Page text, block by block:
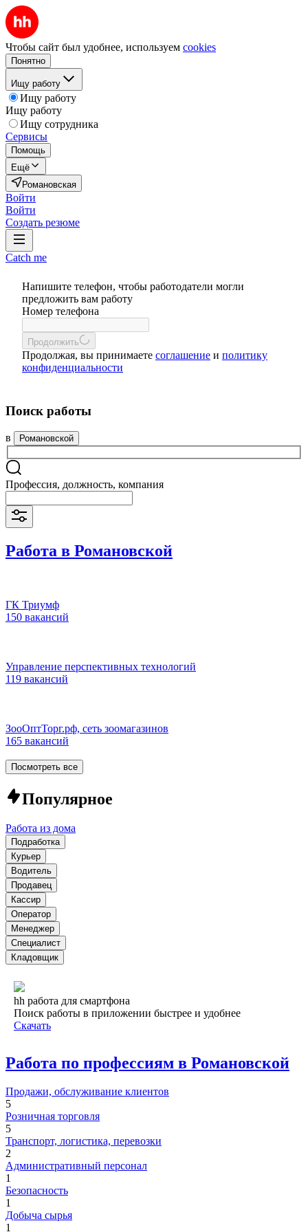
Чтобы сайт был удобнее, используем cookies
Понятно
Ищу работу
Ищу работу
Ищу работу
Ищу сотрудника
Сервисы
Помощь
Ещё
Романовская
Войти
Войти
Создать резюме
Catch me
Напишите телефон, чтобы работодатели могли
предложить вам работу
Номер телефона
Продолжить
Продолжая, вы принимаете соглашение и политику
конфиденциальности
Поиск работы
в Романовской
Профессия, должность, компания
Работа в Романовской
ГК Триумф
150 вакансий
Управление перспективных технологий
119 вакансий
ЗооОптТорг.рф, сеть зоомагазинов
165 вакансий
Посмотреть все
Популярное
Работа из дома
Подработка
Курьер
Водитель
Продавец
Кассир
Оператор
Менеджер
Специалист
Кладовщик
hh работа для смартфона
Поиск работы в приложении быстрее и удобнее
Скачать
Работа по профессиям в Романовской
Продажи, обслуживание клиентов
5
Розничная торговля
5
Транспорт, логистика, перевозки
2
Административный персонал
1
Безопасность
1
Добыча сырья
1